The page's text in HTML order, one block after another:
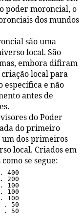
poder moroncial, o
dos mundos
são uma
local. São
embora difiram
local para
específica e não
antes de
do Poder
do primeiro
dos primeiros
local. Criados em
se segue:
400
200
100
100
100
. 50
. 50